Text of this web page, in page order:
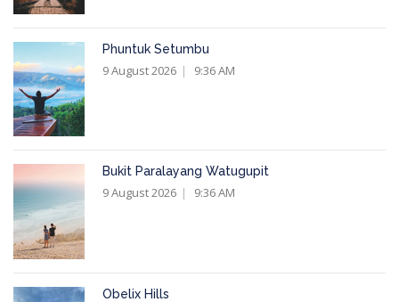
Phuntuk Setumbu
9 August 2026 9:36 AM
Bukit Paralayang Watugupit
9 August 2026 9:36 AM
Obelix Hills